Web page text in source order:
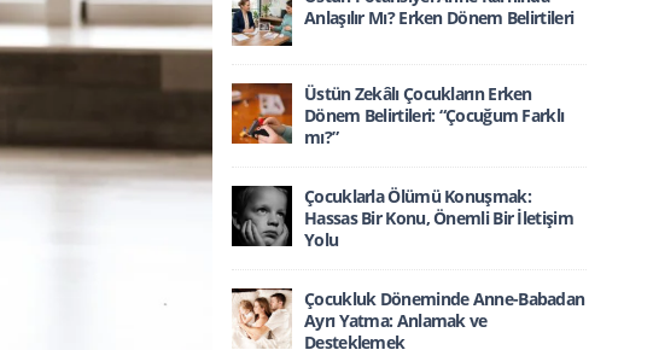
Anlaşılır Mı? Erken Dönem Belirtileri
Üstün Zekâlı Çocukların Erken
Dönem Belirtileri: “Çocuğum Farklı
mı?”
Çocuklarla Ölümü Konuşmak:
Hassas Bir Konu, Önemli Bir İletişim
Yolu
Çocukluk Döneminde Anne-Babadan
Ayrı Yatma: Anlamak ve
Desteklemek